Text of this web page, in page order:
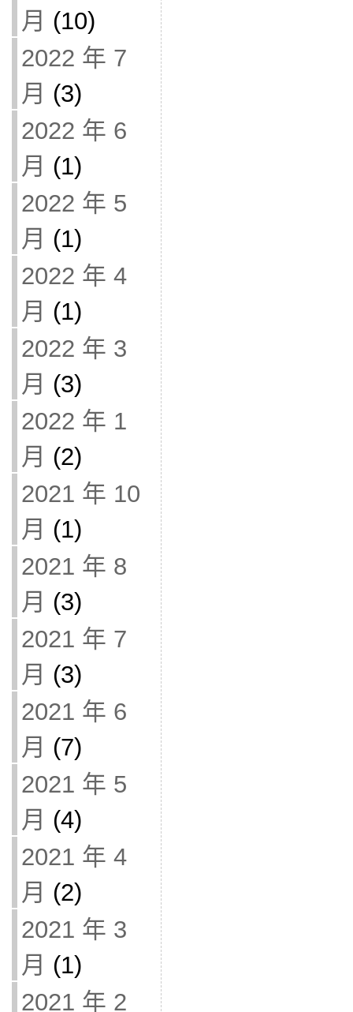
月 (10)
2022 年 7
月 (3)
2022 年 6
月 (1)
2022 年 5
月 (1)
2022 年 4
月 (1)
2022 年 3
月 (3)
2022 年 1
月 (2)
2021 年 10
月 (1)
2021 年 8
月 (3)
2021 年 7
月 (3)
2021 年 6
月 (7)
2021 年 5
月 (4)
2021 年 4
月 (2)
2021 年 3
月 (1)
2021 年 2